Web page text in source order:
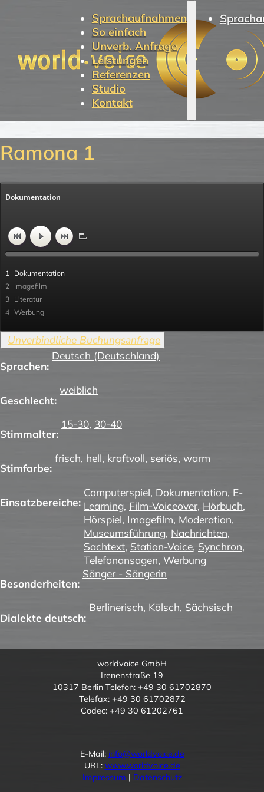
Sprachaufnahmen
So einfach
Unverb. Anfrage
Leistungen
Referenzen
Studio
Kontakt
Ramona 1
Dokumentation
1 Dokumentation
2 Imagefilm
3 Literatur
4 Werbung
Sprachen:
Deutsch (Deutschland)
Geschlecht:
weiblich
Stimmalter:
15-30, 30-40
Stimfarbe:
frisch, hell, kraftvoll, seriös, warm
Einsatzbereiche:
Computerspiel, Dokumentation, E-
Learning, Film-Voiceover, Hörbuch,
Hörspiel, Imagefilm, Moderation,
Museumsführung, Nachrichten,
Sachtext, Station-Voice, Synchron,
Telefonansagen, Werbung
Besonderheiten:
Sänger - Sängerin
Dialekte deutsch:
Berlinerisch, Kölsch, Sächsisch
worldvoice GmbH
Irenenstraße 19
10317 Berlin Telefon: +49 30 61702870
Telefax: +49 30 61702872
Codec: +49 30 61202761
E-Mail: info@worldvoice.de
URL: www.worldvoice.de
Impressum | Datenschutz